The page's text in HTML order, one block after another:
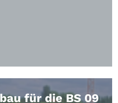
für die BS 09